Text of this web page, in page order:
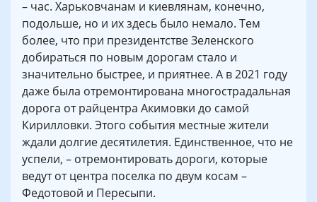
– час. Харьковчанам и киевлянам, конечно,
подольше, но и их здесь было немало. Тем
более, что при президентстве Зеленского
добираться по новым дорогам стало и
значительно быстрее, и приятнее. А в 2021 году
даже была отремонтирована многострадальная
дорога от райцентра Акимовки до самой
Кирилловки. Этого события местные жители
ждали долгие десятилетия. Единственное, что не
успели, – отремонтировать дороги, которые
ведут от центра поселка по двум косам –
Федотовой и Пересыпи.